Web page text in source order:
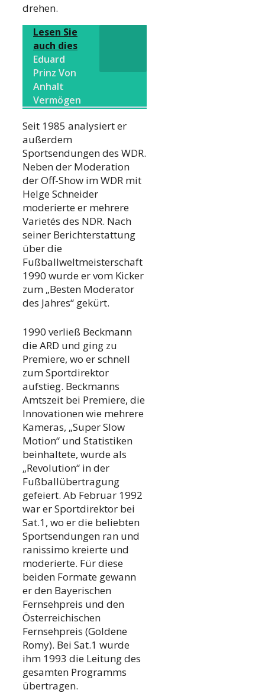
drehen.
Lesen Sie
auch dies
Eduard
Prinz Von
Anhalt
Vermögen
Seit 1985 analysiert er
außerdem
Sportsendungen des WDR.
Neben der Moderation
der Off-Show im WDR mit
Helge Schneider
moderierte er mehrere
Varietés des NDR. Nach
seiner Berichterstattung
über die
Fußballweltmeisterschaft
1990 wurde er vom Kicker
zum „Besten Moderator
des Jahres“ gekürt.
1990 verließ Beckmann
die ARD und ging zu
Premiere, wo er schnell
zum Sportdirektor
aufstieg. Beckmanns
Amtszeit bei Premiere, die
Innovationen wie mehrere
Kameras, „Super Slow
Motion“ und Statistiken
beinhaltete, wurde als
„Revolution“ in der
Fußballübertragung
gefeiert. Ab Februar 1992
war er Sportdirektor bei
Sat.1, wo er die beliebten
Sportsendungen ran und
ranissimo kreierte und
moderierte. Für diese
beiden Formate gewann
er den Bayerischen
Fernsehpreis und den
Österreichischen
Fernsehpreis (Goldene
Romy). Bei Sat.1 wurde
ihm 1993 die Leitung des
gesamten Programms
übertragen.